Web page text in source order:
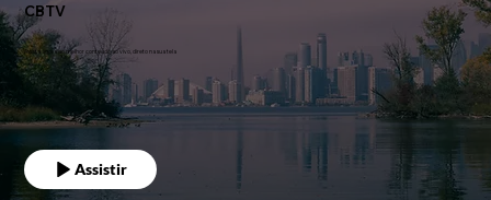
CBTV
Assista agora ao melhor conteúdo ao vivo, direto na sua tela
Assistir